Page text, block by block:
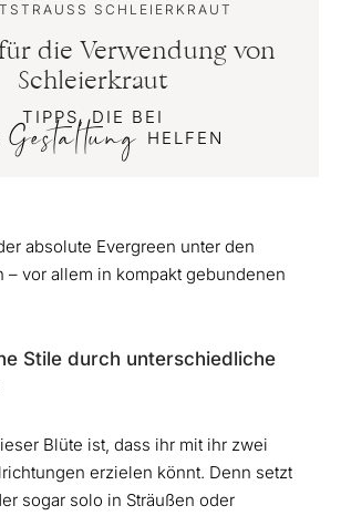
SCHLEIERKRAUT
die Verwendung von
Schleierkraut
TIPPS, DIE BEI
Gestaltung HELFEN
absolute Evergreen unter den
– vor allem in kompakt gebundenen
Stile durch unterschiedliche
Blüte ist, dass ihr mit ihr zwei
erzielen könnt. Denn setzt
sogar solo in Sträußen oder